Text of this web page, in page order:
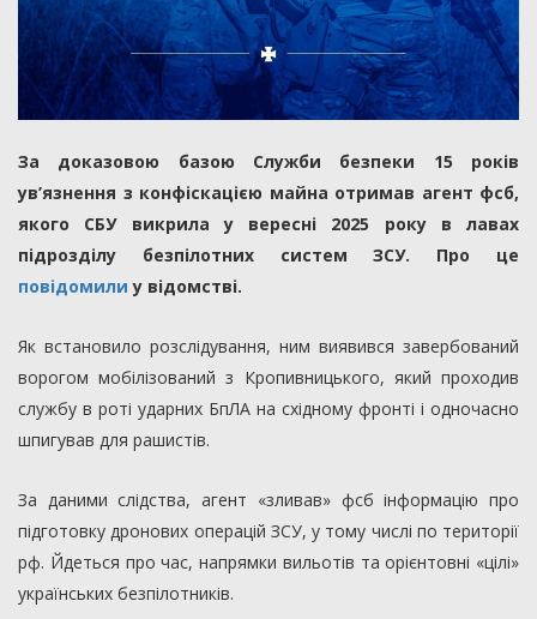
За доказовою базою Служби безпеки 15 років
ув’язнення з конфіскацією майна отримав агент фсб,
якого СБУ викрила у вересні 2025 року в лавах
підрозділу безпілотних систем ЗСУ. Про це
повідомили у відомстві.
Як встановило розслідування, ним виявився завербований
ворогом мобілізований з Кропивницького, який проходив
службу в роті ударних БпЛА на східному фронті і одночасно
шпигував для рашистів.
За даними слідства, агент «зливав» фсб інформацію про
підготовку дронових операцій ЗСУ, у тому числі по території
рф. Йдеться про час, напрямки вильотів та орієнтовні «цілі»
українських безпілотників.